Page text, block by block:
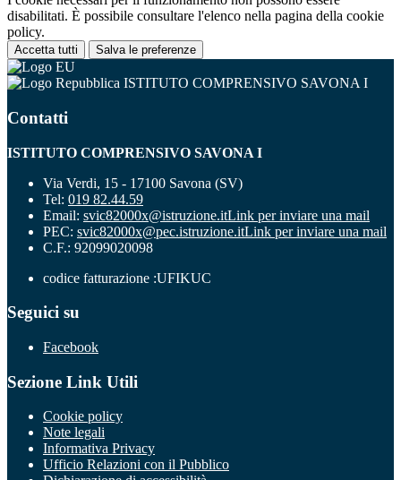
disabilitati. È possibile consultare l'elenco nella pagina della cookie
policy.
Accetta tutti Salva le preferenze
ISTITUTO COMPRENSIVO SAVONA I
Contatti
ISTITUTO COMPRENSIVO SAVONA I
Via Verdi, 15 - 17100 Savona (SV)
Tel: 019 82.44.59
Email: svic82000x@istruzione.itLink per inviare una mail
PEC: svic82000x@pec.istruzione.itLink per inviare una mail
C.F.: 92099020098
codice fatturazione :UFIKUC
Seguici su
Facebook
Sezione Link Utili
Cookie policy
Note legali
Informativa Privacy
Ufficio Relazioni con il Pubblico